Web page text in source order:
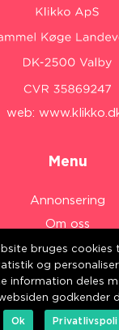
web:
Menu
Annonsering
Om oss
Cookies
Kontakta oss
Sitemap
bruges cookies
og
information deles
godkender
Ok